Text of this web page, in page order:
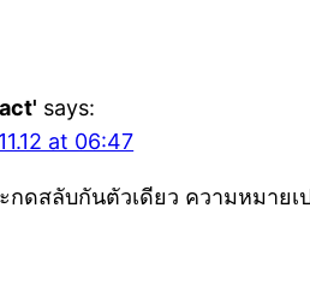
says:
at 06:47
กดสลับกันตัวเดียว ความหมายเ